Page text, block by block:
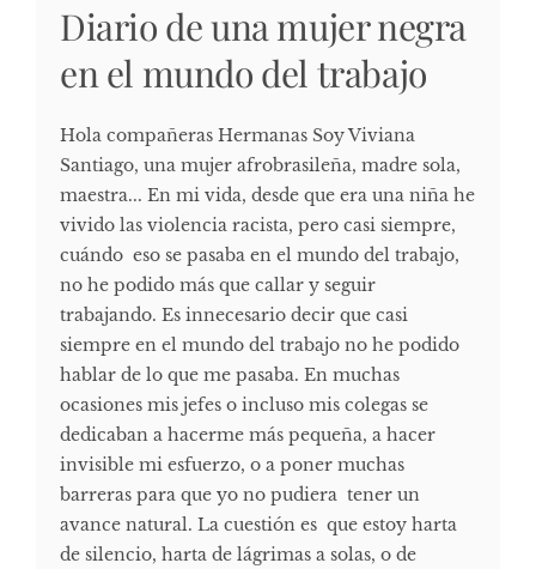
Diario de una mujer negra
en el mundo del trabajo
Hola compañeras Hermanas Soy Viviana
Santiago, una mujer afrobrasileña, madre sola,
maestra... En mi vida, desde que era una niña he
vivido las violencia racista, pero casi siempre,
cuándo eso se pasaba en el mundo del trabajo,
no he podido más que callar y seguir
trabajando. Es innecesario decir que casi
siempre en el mundo del trabajo no he podido
hablar de lo que me pasaba. En muchas
ocasiones mis jefes o incluso mis colegas se
dedicaban a hacerme más pequeña, a hacer
invisible mi esfuerzo, o a poner muchas
barreras para que yo no pudiera tener un
avance natural. La cuestión es que estoy harta
de silencio, harta de lágrimas a solas, o de